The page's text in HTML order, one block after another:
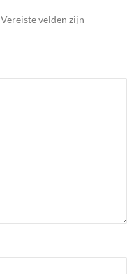
Vereiste velden zijn